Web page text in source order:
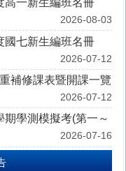
高一新生編班名冊
2026-08-03
國七新生編班名冊
2026-07-12
補修課表暨開課一覽
2026-07-12
期學測模擬考(第一～
2026-07-16